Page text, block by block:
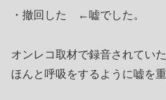
・撤回した ←嘘でした。
オンレコ取材で録音されてい
ほんと呼吸をするように嘘を